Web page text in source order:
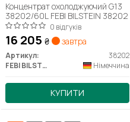
Концентрат охолоджуючий G13
38202/60L FEBI BILSTEIN 38202
0 відгуків
16 205 ₴ завтра
Артикул:
38202
FEBI BILSTEIN
Німеччина
КУПИТИ